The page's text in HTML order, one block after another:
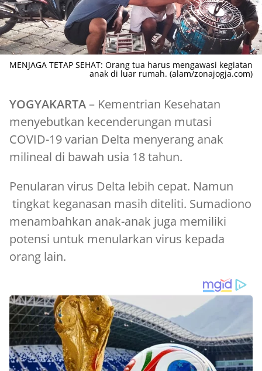
MENJAGA TETAP SEHAT: Orang tua harus mengawasi kegiatan
anak di luar rumah. (alam/zonajogja.com)
YOGYAKARTA– Kementrian Kesehatan
menyebutkan kecenderungan mutasi
COVID-19 varian Delta menyerang anak
milineal di bawah usia 18 tahun.
Penularan virus Delta lebih cepat. Namun
tingkat keganasan masih diteliti. Sumadiono
menambahkan anak-anak juga memiliki
potensi untuk menularkan virus kepada
orang lain.